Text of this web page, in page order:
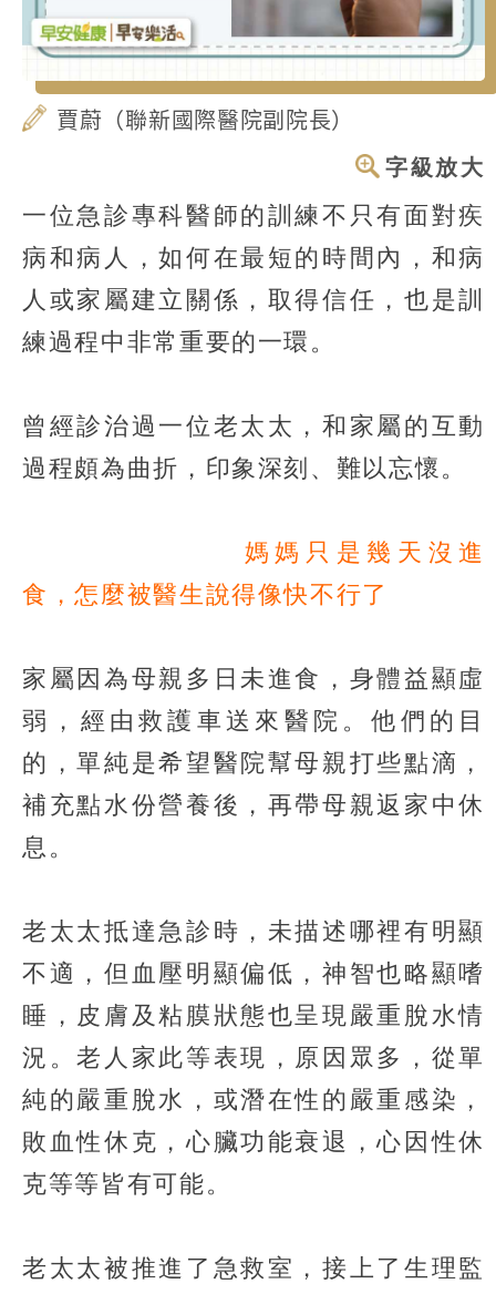
賈蔚（聯新國際醫院副院長）
字級放大
一位急診專科醫師的訓練不只有面對疾
病和病人，如何在最短的時間內，和病
人或家屬建立關係，取得信任，也是訓
練過程中非常重要的一環。
曾經診治過一位老太太，和家屬的互動
過程頗為曲折，印象深刻、難以忘懷。
媽媽只是幾天沒進
食，怎麼被醫生說得像快不行了
家屬因為母親多日未進食，身體益顯虛
弱，經由救護車送來醫院。他們的目
的，單純是希望醫院幫母親打些點滴，
補充點水份營養後，再帶母親返家中休
息。
老太太抵達急診時，未描述哪裡有明顯
不適，但血壓明顯偏低，神智也略顯嗜
睡，皮膚及粘膜狀態也呈現嚴重脫水情
況。老人家此等表現，原因眾多，從單
純的嚴重脫水，或潛在性的嚴重感染，
敗血性休克，心臟功能衰退，心因性休
克等等皆有可能。
老太太被推進了急救室，接上了生理監